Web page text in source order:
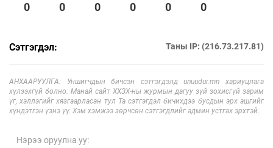
0 0 0 0 0 0
Сэтгэгдэл: Таны IP: (216.73.217.81)
АНХААРУУЛГА: Уншигчдын бичсэн сэтгэгдэлд unuudur.mn хариуцлага
хүлээхгүй болно. Манай сайт ХХЗХ-ны журмын дагуу зүй зохисгүй зарим
үг, хэллэгийг хязгаарласан тул Та сэтгэгдэл бичихдээ бусдын эрх ашгийг
хүндэтгэн үзнэ үү. Хэм хэмжээ зөрчсөн сэтгэгдлийг админ устгах эрхтэй.